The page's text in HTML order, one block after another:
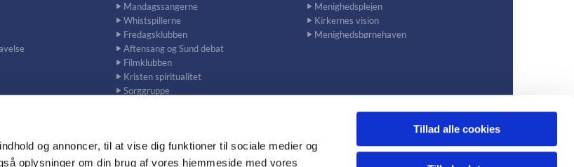
og annoncer, til at vise dig funktioner til sociale medier og
oplysninger om din brug af vores hjemmeside med vores
Tillad alle cookies
Mandagssangerne
Whistspillerne
Fredagsklubben
Aftensang og Sund debat
Filmklubben
Kristen spiritualitet
Sorggruppe
Menighedsplejen
Kirkernes vision
Menighedsbørnehaven
og Sundkirken · Ungarnsgade 43 / Lodivej 9 / 2300 København S